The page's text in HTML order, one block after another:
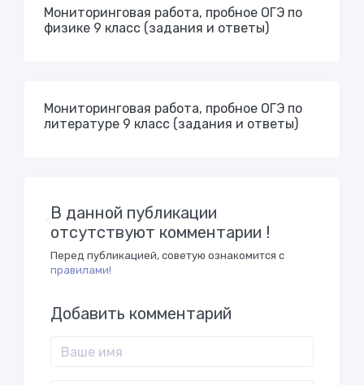
Мониторинговая работа, пробное ОГЭ по
физике 9 класс (задания и ответы)
Мониторинговая работа, пробное ОГЭ по
литературе 9 класс (задания и ответы)
В данной публикации
отсутствуют комментарии !
Перед публикацией, советую ознакомится с
правилами!
Добавить комментарий